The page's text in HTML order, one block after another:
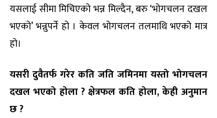
यसलाई सीमा मिचिएको भन्न मिल्दैन, बरु ‘भोगचलन दखल
भएको’ भन्नुपर्ने हो । केवल भोगचलन तलमाथि भएको मात्र
हो।
यसरी दुवैतर्फ गरेर कति जति जमिनमा यस्तो भोगचलन
दखल भएको होला ? क्षेत्रफल कति होला, केही अनुमान
छ ?